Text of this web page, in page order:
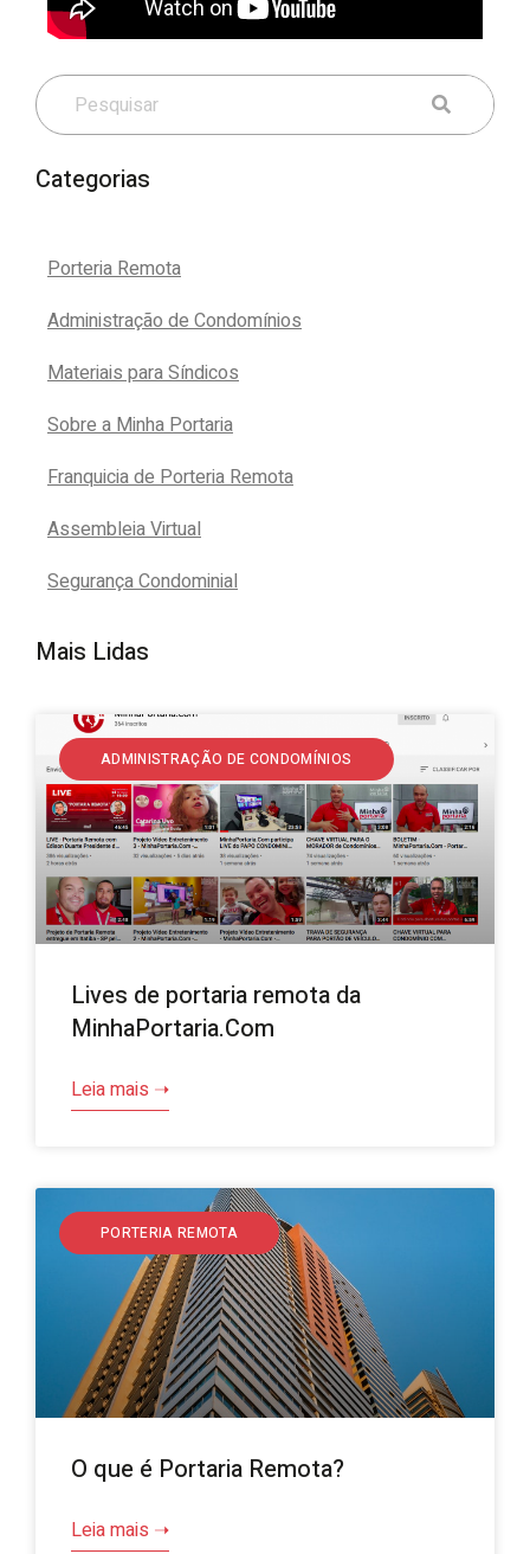
Categorias
Porteria Remota
Administração de Condomínios
Materiais para Síndicos
Sobre a Minha Portaria
Franquicia de Porteria Remota
Assembleia Virtual
Segurança Condominial
Mais Lidas
ADMINISTRAÇÃO DE CONDOMÍNIOS
Lives de portaria remota da
MinhaPortaria.Com
Leia mais ➝
PORTERIA REMOTA
O que é Portaria Remota?
Leia mais ➝